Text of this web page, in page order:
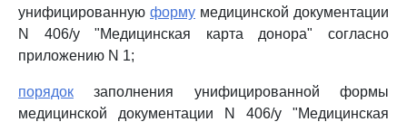
унифицированную форму медицинской документации
N 406/у "Медицинская карта донора" согласно
приложению N 1;
порядок заполнения унифицированной формы
медицинской документации N 406/у "Медицинская